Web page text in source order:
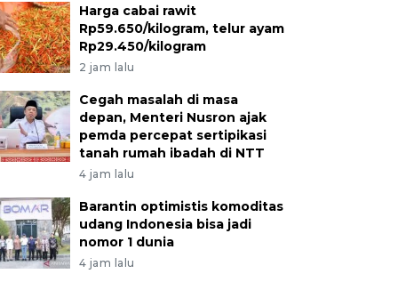
Harga cabai rawit
Rp59.650/kilogram, telur ayam
Rp29.450/kilogram
2 jam lalu
Cegah masalah di masa
depan, Menteri Nusron ajak
pemda percepat sertipikasi
tanah rumah ibadah di NTT
4 jam lalu
Barantin optimistis komoditas
udang Indonesia bisa jadi
nomor 1 dunia
4 jam lalu